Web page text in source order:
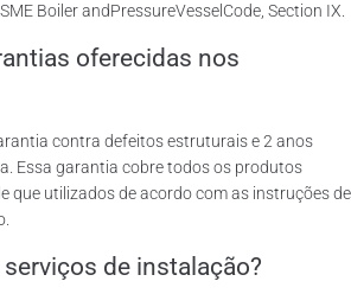
Boiler andPressureVesselCode, Section IX.
oferecidas nos
contra defeitos estruturais e 2 anos
Essa garantia cobre todos os produtos
que utilizados de acordo com as instruções de
de instalação?